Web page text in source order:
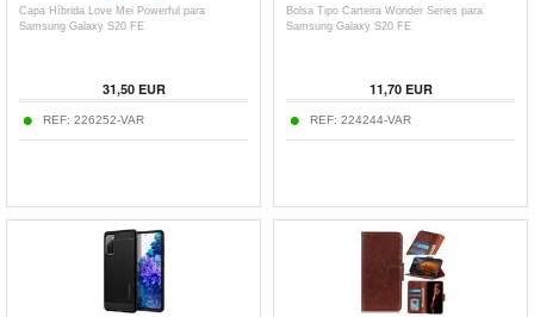
Capa Híbrida Love Mei Powerful para
Samsung Galaxy S20 FE
31,50EUR
REF: 226252-VAR
Bolsa Tipo Carteira Wonder Series para
Samsung Galaxy S20 FE
11,70EUR
REF: 224244-VAR